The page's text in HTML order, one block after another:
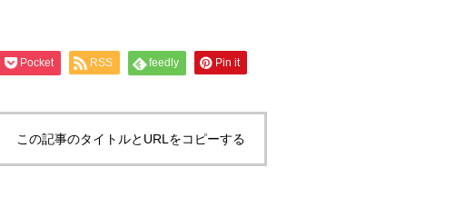
Pocket RSS feedly Pin it
この記事のタイトルとURLをコピーする